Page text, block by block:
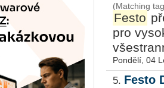
(Matching
Festo
pro
Pondělí, 04
5. Festo